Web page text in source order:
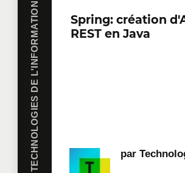
TECHNOLOGIES DE L'INFORMATION
Spring: création
REST en Java
par